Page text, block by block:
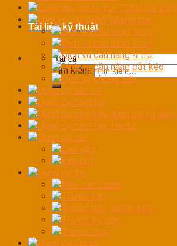
Tài liệu kỹ thuật
Tìm kiếm:
Cuộn dây hơi tự rút TEKO dài 20m
Dịch vụ cầu nâng-phòng sơn
Dịch vụ cầu nâng 1 trụ
Dịch vụ cầu nâng 2 trụ
Dịch vụ cầu nâng 4 trụ
Dịch vụ cầu nâng cắt kéo
Dịch vụ phòng sơn
Dụng cụ bắt vít
Dụng cụ cầm tay
Dụng cụ cầm tay dùng pin và điện
Dụng cụ cầm tay Toptul
Dụng cụ cắt
Dao gấp
Kìm cắt
Dụng cụ đo
Máy cân Laser
Thước cặp
Thước dây, thước kéo
Thước đo góc
Thước thuỷ
Dụng cụ rửa xe